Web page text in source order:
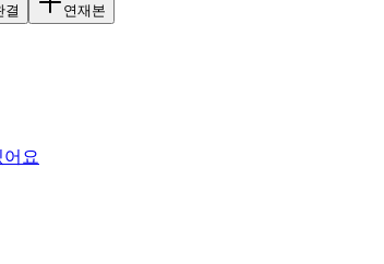
결 연재본
어요